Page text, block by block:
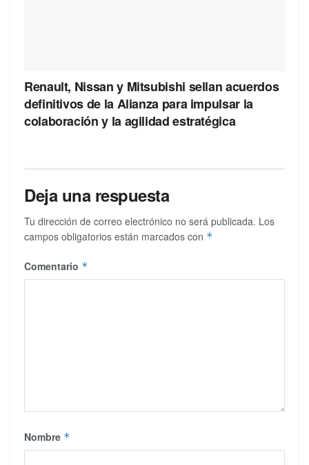
Renault, Nissan y Mitsubishi sellan acuerdos
definitivos de la Alianza para impulsar la
colaboración y la agilidad estratégica
Deja una respuesta
Tu dirección de correo electrónico no será publicada. Los
campos obligatorios están marcados con *
Comentario *
Nombre *